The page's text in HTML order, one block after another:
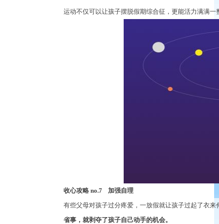
运动不仅可以让孩子摆脱假期综合征，更能活力满满一
收心攻略 no.7 加强自理
有些父母对孩子过分疼爱，一放假就让孩子过起了衣来
省事，就剥夺了孩子自己动手的机会。